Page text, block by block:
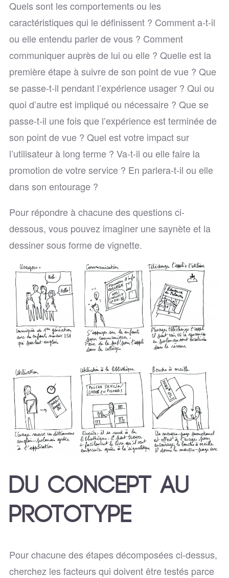
Quels sont les comportements ou les
caractéristiques qui le définissent ? Comment a-t-il
ou elle entendu parler de vous ? Comment
communiquer auprès de lui ou elle ? Quelle est la
première étape à suivre de son point de vue ? Que
se passe-t-il pendant l’expérience usager ? Qui ou
quoi d’autre est impliqué ou nécessaire ? Que se
passe-t-il une fois que l’expérience est terminée de
son point de vue ? Quel est votre impact sur
l’utilisateur à long terme ? Va-t-il ou elle faire la
promotion de votre service ? En parlera-t-il ou elle
dans son entourage ?
Pour répondre à chacune des questions ci-
dessous, vous pouvez imaginer une saynète et la
dessiner sous forme de vignette.
DU CONCEPT AU
PROTOTYPE
Pour chacune des étapes décomposées ci-dessus,
cherchez les facteurs qui doivent être testés parce